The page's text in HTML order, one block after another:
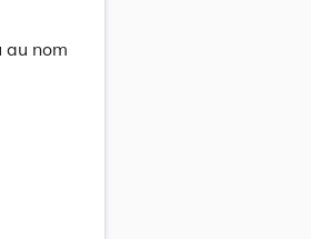
au nom